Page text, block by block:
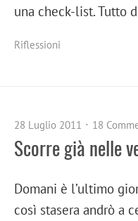
una check-list. Tutto
Riflessioni
28 Luglio 2011 18
Scorre già nelle
Domani è l’ultimo
così stasera andrò a